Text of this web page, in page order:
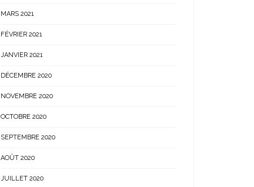
MARS 2021
FÉVRIER 2021
JANVIER 2021
DÉCEMBRE 2020
NOVEMBRE 2020
OCTOBRE 2020
SEPTEMBRE 2020
AOÛT 2020
JUILLET 2020